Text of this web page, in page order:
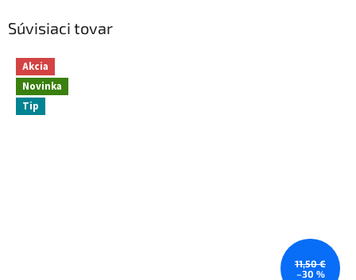
Súvisiaci tovar
Akcia
Novinka
Tip
11,50 €
–30 %